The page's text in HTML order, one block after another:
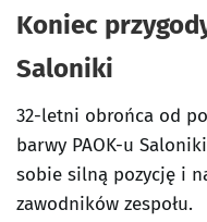
Koniec
Saloniki
32-letni obrońca od
barwy PAOK-u
sobie silną pozycję i
zawodników zespołu.